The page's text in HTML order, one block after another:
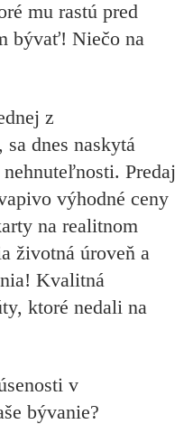
mu rastú pred
bývať! Niečo na
z
dnes naskytá
Predaj
výhodné ceny
na realitnom
životná úroveň a
Kvalitná
ktoré nedali na
v
bývanie?